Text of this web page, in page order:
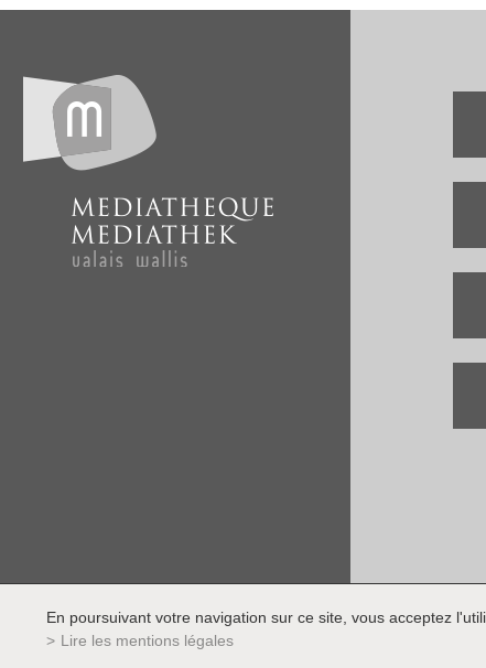
En poursuivant votre navigation sur ce site, vous acceptez
Lire les mentions légales